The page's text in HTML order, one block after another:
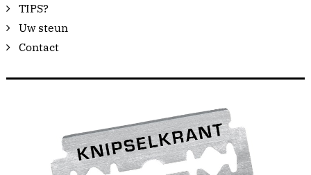
TIPS?
Uw steun
Contact